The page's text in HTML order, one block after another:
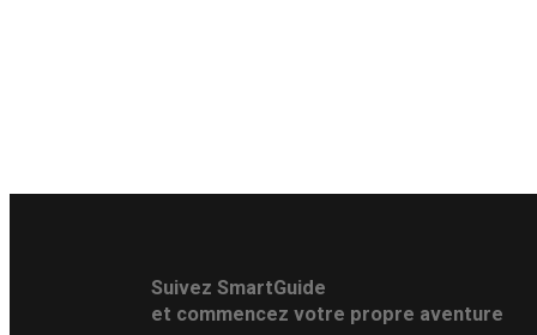
Suivez SmartGuide
et commencez votre propre aventure